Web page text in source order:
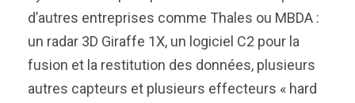
d’autres entreprises comme Thales ou MBDA :
un radar 3D Giraffe 1X, un logiciel C2 pour la
fusion et la restitution des données, plusieurs
autres capteurs et plusieurs effecteurs « hard